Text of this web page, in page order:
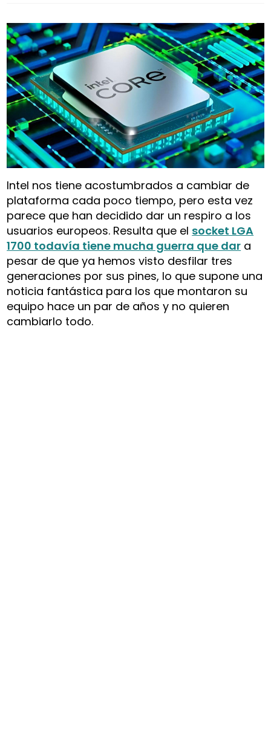
Intel nos tiene acostumbrados a cambiar de
plataforma cada poco tiempo, pero esta vez
parece que han decidido dar un respiro a los
usuarios europeos. Resulta que el socket LGA
1700 todavía tiene mucha guerra que dar a
pesar de que ya hemos visto desfilar tres
generaciones por sus pines, lo que supone una
noticia fantástica para los que montaron su
equipo hace un par de años y no quieren
cambiarlo todo.